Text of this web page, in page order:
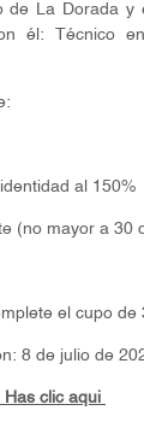
de La Dorada y
él: Técnico
al 150%
(no mayor a 30
el cupo de
8 de julio de
Has clic aqui